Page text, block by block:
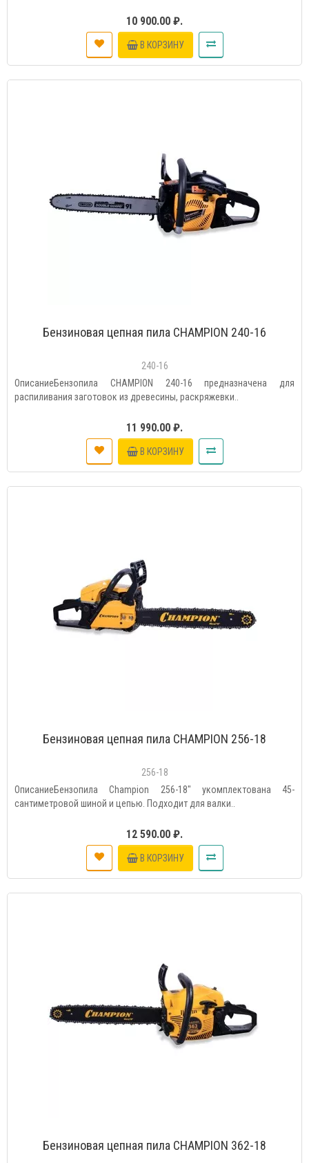
10 900.00 ₽.
В КОРЗИНУ
Бензиновая цепная пила CHAMPION 240-16
240-16
ОписаниеБензопила CHAMPION 240-16 предназначена для
распиливания заготовок из древесины, раскряжевки..
11 990.00 ₽.
В КОРЗИНУ
Бензиновая цепная пила CHAMPION 256-18
256-18
ОписаниеБензопила Champion 256-18" укомплектована 45-
сантиметровой шиной и цепью. Подходит для валки..
12 590.00 ₽.
В КОРЗИНУ
Бензиновая цепная пила CHAMPION 362-18